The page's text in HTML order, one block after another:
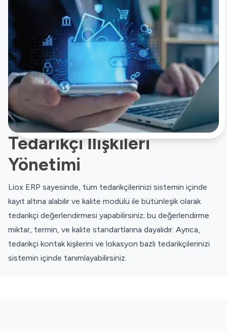
Tedarikçi İlişkileri
Yönetimi
Liox ERP sayesinde, tüm tedarikçilerinizi sistemin içinde
kayıt altına alabilir ve kalite modülü ile bütünleşik olarak
tedarikçi değerlendirmesi yapabilirsiniz; bu değerlendirme
miktar, termin, ve kalite standartlarına dayalıdır. Ayrıca,
tedarikçi kontak kişilerini ve lokasyon bazlı tedarikçilerinizi
sistemin içinde tanımlayabilirsiniz.